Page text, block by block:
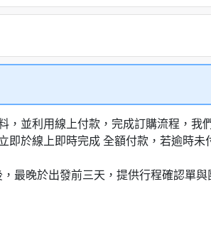
並利用線上付款，完成訂購流程，我
於線上即時完成 全額付款，若逾時未
最晚於出發前三天，提供行程確認單